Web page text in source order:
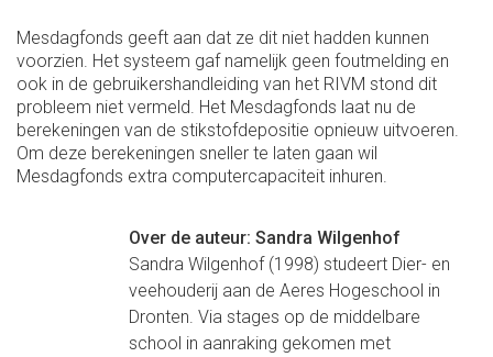
Mesdagfonds geeft aan dat ze dit niet hadden kunnen
voorzien. Het systeem gaf namelijk geen foutmelding en
ook in de gebruikershandleiding van het RIVM stond dit
probleem niet vermeld. Het Mesdagfonds laat nu de
berekeningen van de stikstofdepositie opnieuw uitvoeren.
Om deze berekeningen sneller te laten gaan wil
Mesdagfonds extra computercapaciteit inhuren.
Over de auteur: Sandra Wilgenhof
Sandra Wilgenhof (1998) studeert Dier- en
veehouderij aan de Aeres Hogeschool in
Dronten. Via stages op de middelbare
school in aanraking gekomen met